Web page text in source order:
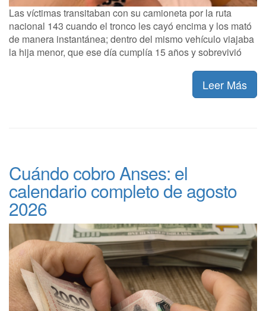
Las víctimas transitaban con su camioneta por la ruta
nacional 143 cuando el tronco les cayó encima y los mató
de manera instantánea; dentro del mismo vehículo viajaba
la hija menor, que ese día cumplía 15 años y sobrevivió
Leer Más
Cuándo cobro Anses: el
calendario completo de agosto
2026